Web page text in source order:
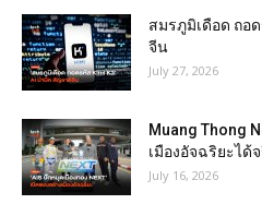
สมรภูมิเดือด ถอ
จีน
July 27, 2026
Muang Thong
เมืองอัจฉริยะได้
July 16, 2026